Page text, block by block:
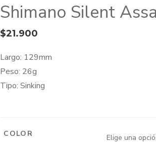
Shimano Silent
$21.900
Largo: 129mm
Peso: 26g
Tipo: Sinking
COLOR